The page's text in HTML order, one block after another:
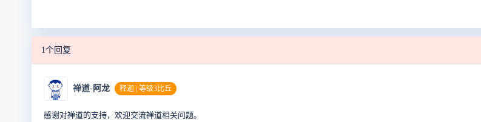
1个回复
禅道-阿龙 释迦 | 等级3比丘
感谢对禅道的支持，欢迎交流禅道相关问题。